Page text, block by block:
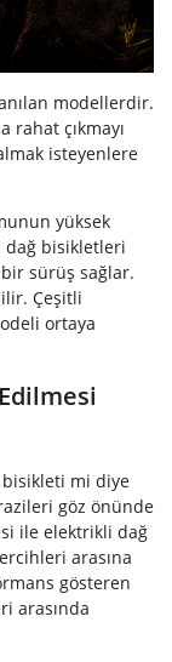
modellerdir.
rahat çıkmayı
isteyenlere
yüksek
dağ bisikletleri
sürüş sağlar.
Çeşitli
ortaya
mi diye
göz önünde
ile elektrikli dağ
arasına
gösteren
arasında